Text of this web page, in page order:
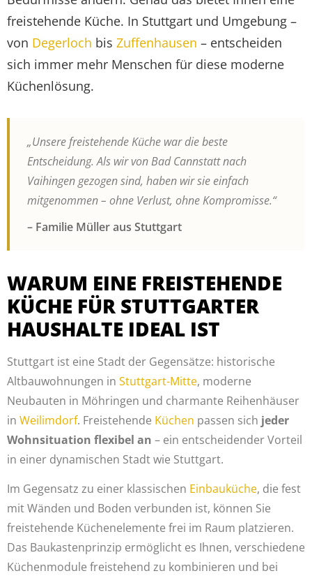
freistehende Küche. In Stuttgart und Umgebung –
von Degerloch bis Zuffenhausen – entscheiden
sich immer mehr Menschen für diese moderne
Küchenlösung.
„Unsere freistehende Küche war die beste
Entscheidung. Als wir von Bad Cannstatt nach
Vaihingen gezogen sind, haben wir sie einfach
mitgenommen – ohne Verlust, ohne Kompromisse.“
– Familie Müller aus Stuttgart
WARUM EINE FREISTEHENDE
KÜCHE FÜR STUTTGARTER
HAUSHALTE IDEAL IST
Stuttgart ist eine Stadt der Gegensätze: historische
Altbauwohnungen in Stuttgart-Mitte, moderne
Neubauten in Möhringen und charmante Reihenhäuser
in Weilimdorf. Freistehende Küchen passen sich jeder
Wohnsituation flexibel an – ein entscheidender Vorteil
in einer dynamischen Stadt wie Stuttgart.
Im Gegensatz zu einer klassischen Einbauküche, die fest
mit Wänden und Boden verbunden ist, können Sie
freistehende Küchenelemente frei im Raum platzieren.
Das Baukastenprinzip ermöglicht es Ihnen, verschiedene
Küchenmodule freistehend zu kombinieren und bei